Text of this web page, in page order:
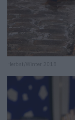
Herbst/Winter 2018